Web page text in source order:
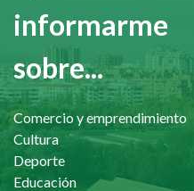
informarme
sobre...
Comercio y emprendimiento
Cultura
Deporte
Educación